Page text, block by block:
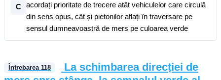
C
acordați prioritate de trecere atât vehiculelor care circulă
din sens opus, cât și pietonilor aflați în traversare pe
sensul dumneavoastră de mers pe culoarea verde
Întrebarea 118
La schimbarea direcției de